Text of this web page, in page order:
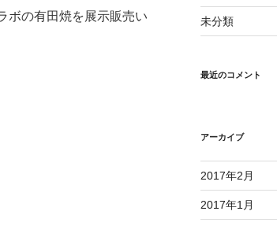
ボの有田焼を展示販売い
未分類
最近のコメント
アーカイブ
2017年2月
2017年1月